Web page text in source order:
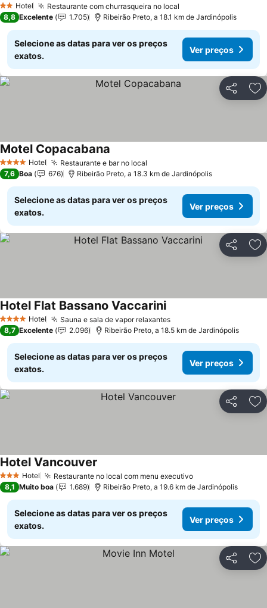
2 Estrelas
Hotel Restaurante com churrasqueira no local
8,8 Excelente 1.705 Ribeirão Preto, a 18.1 km de Jardinópolis
Selecione as datas para ver os preços
exatos.
Ver preços
Partilhar
4 EstrelasHotel Restaurante e bar no local
Motel Copacabana
7,6 Boa 676 Ribeirão Preto, a 18.3 km de Jardinópolis
Selecione as datas para ver os preços
exatos.
Ver preços
Partilhar
4 EstrelasHotel Sauna e sala de vapor relaxantes
Hotel Flat Bassano Vaccarini
8,7 Excelente 2.096 Ribeirão Preto, a 18.5 km de Jardinópolis
Selecione as datas para ver os preços
exatos.
Ver preços
Partilhar
3 EstrelasHotel Restaurante no local com menu executivo
Hotel Vancouver
8,1 Muito boa 1.689 Ribeirão Preto, a 19.6 km de Jardinópolis
Selecione as datas para ver os preços
exatos.
Ver preços
Partilhar